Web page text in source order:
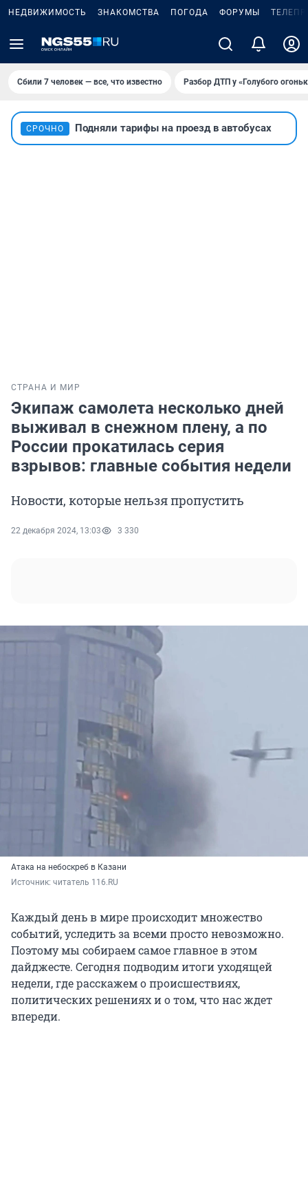
НЕДВИЖИМОСТЬ ЗНАКОМСТВА ПОГОДА ФОРУМЫ
Сбили 7 человек — все, что известно Разбор ДТП у «Голубого
СРОЧНО Подняли тарифы на проезд в автобусах
СТРАНА И МИР
Экипаж самолета несколько дней
выживал в снежном плену, а по
России прокатилась серия
взрывов: главные события недели
Новости, которые нельзя пропустить
22 декабря 2024, 13:03 3 330
Атака на небоскреб в Казани
Источник: читатель 116.RU
Каждый день в мире происходит множество
событий, уследить за всеми просто невозможно.
Поэтому мы собираем самое главное в этом
дайджесте. Сегодня подводим итоги уходящей
недели, где расскажем о происшествиях,
политических решениях и о том, что нас ждет
впереди.